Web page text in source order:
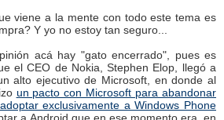
viene a la mente con todo este tema es
Y yo no estoy tan seguro...
acá hay "gato encerrado", pues es
el CEO de Nokia, Stephen Elop, llegó a
alto ejecutivo de Microsoft, en donde al
un pacto con Microsoft para abandonar
exclusivamente a Windows Phone